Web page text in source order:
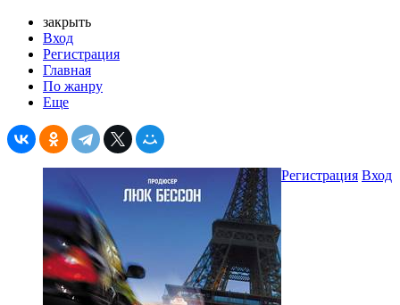
закрыть
Вход
Регистрация
Главная
По жанру
Еще
Регистрация Вход